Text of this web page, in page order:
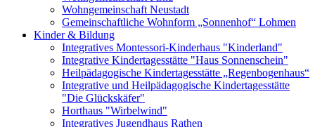
Wohngemeinschaft Neustadt
Gemeinschaftliche Wohnform „Sonnenhof“ Lohmen
Kinder & Bildung
Integratives Montessori-Kinderhaus "Kinderland"
Integrative Kindertagesstätte "Haus Sonnenschein"
Heilpädagogische Kindertagesstätte „Regenbogenhaus“
Integrative und Heilpädagogische Kindertagesstätte
"Die Glückskäfer"
Horthaus "Wirbelwind"
Integratives Jugendhaus Rathen